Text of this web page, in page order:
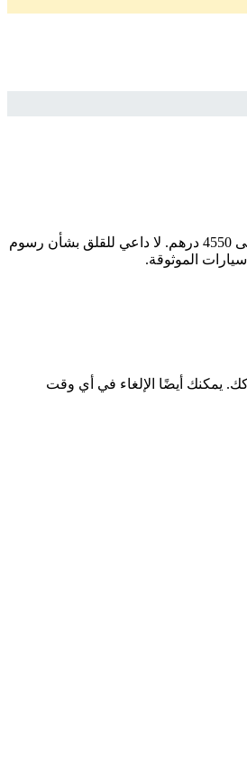
ابحث عن سيارتك المثالية بسهولة وثقة مع سيارات اشتراك منتهي بالتمليك. إذا كنت تبحث عن موديل ، فإننا نقدم لك أفضل الخيارات بأسعار تبدأ من 1625 درهم وتصل إلى 4550 درهم. لا داعي للقلق بشأن رسوم
الموثوقة.
يمكنك أيضًا الإلغاء في أي وقت